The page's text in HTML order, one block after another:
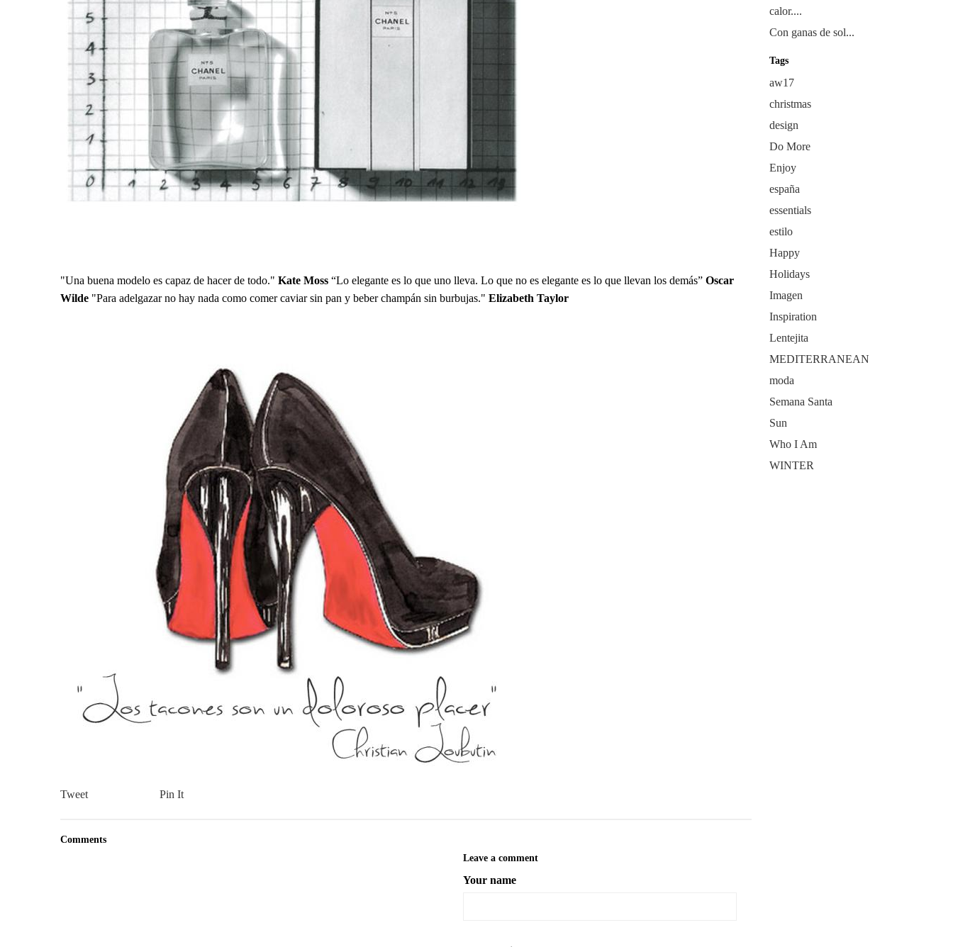
"Una buena modelo es capaz de hacer de todo." Kate Moss“Lo elegante es lo que uno lleva. Lo que no es elegante es lo que llevan los demás” Oscar
Wilde"Para adelgazar no hay nada como comer caviar sin pan y beber champán sin burbujas." Elizabeth Taylor
Tweet Pin It
Comments
Leave a comment
Your name
calor....
Con ganas de sol...
Tags
aw17
christmas
design
Do More
Enjoy
españa
essentials
estilo
Happy
Holidays
Imagen
Inspiration
Lentejita
MEDITERRANEAN
moda
Semana Santa
Sun
Who I Am
WINTER